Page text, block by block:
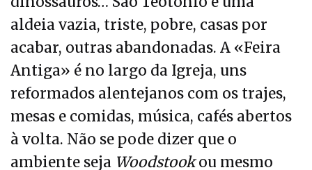
aldeia vazia, triste, pobre, casas por
acabar, outras abandonadas. A «Feira
Antiga» é no largo da Igreja, uns
reformados alentejanos com os trajes,
mesas e comidas, música, cafés abertos
à volta. Não se pode dizer que o
ambiente seja Woodstookou mesmo